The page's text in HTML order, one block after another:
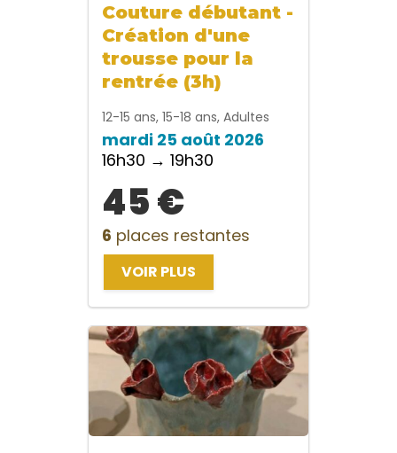
Couture débutant -
Création d'une
trousse pour la
rentrée (3h)
12-15 ans, 15-18 ans, Adultes
mardi 25 août 2026
16h30 → 19h30
45 €
6 places restantes
VOIR PLUS